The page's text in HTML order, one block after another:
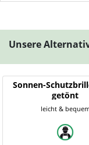
Unsere
Sonnen-
getönt
leicht &